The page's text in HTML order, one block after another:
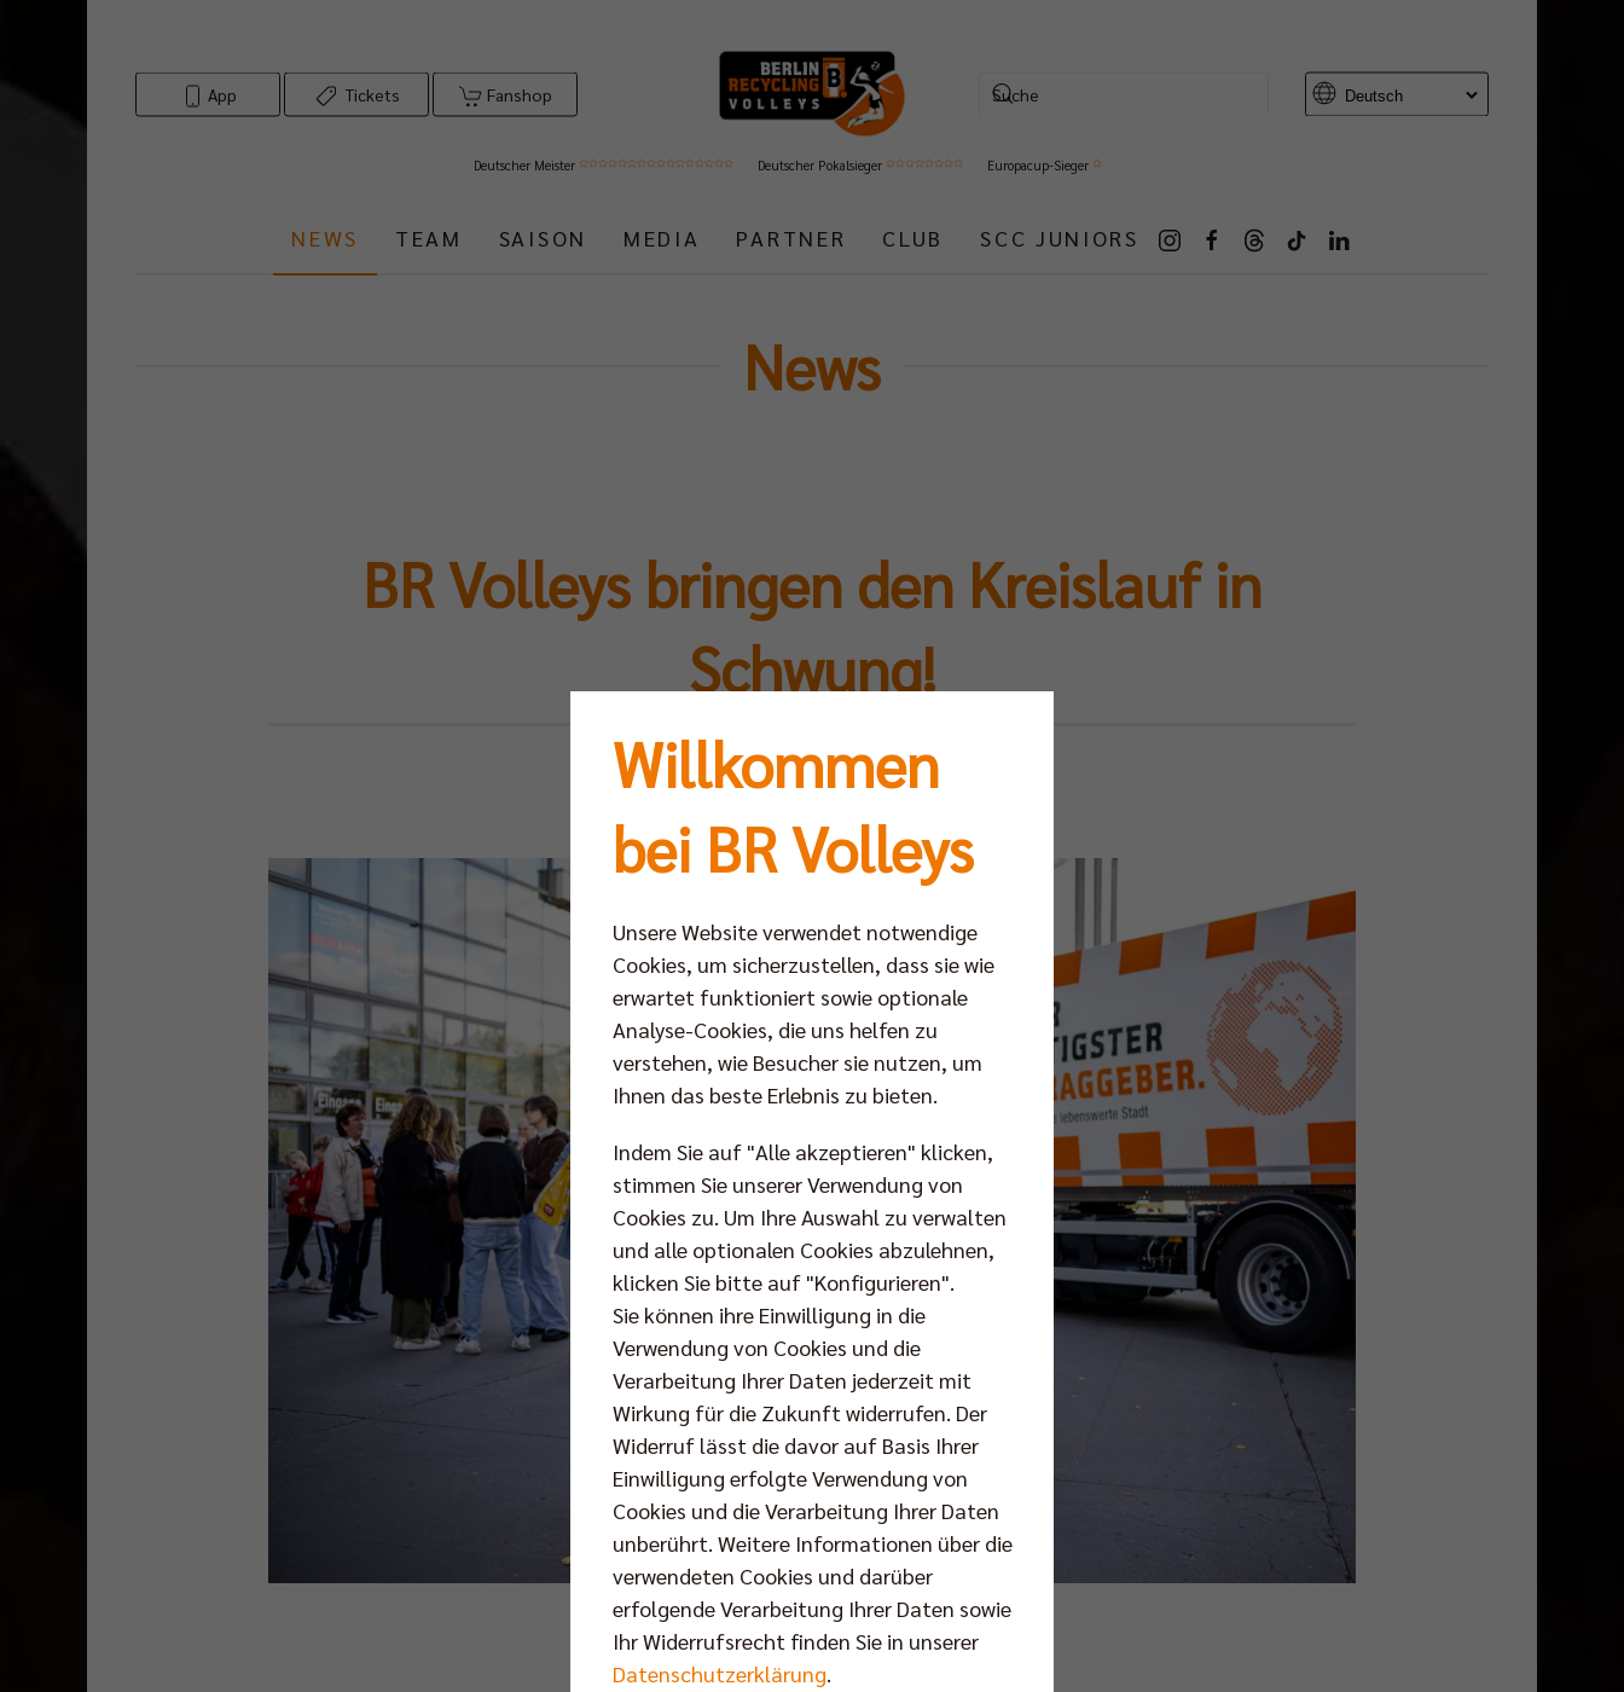
App Tickets Fanshop
Deutscher Meister Deutscher Pokalsieger Europacup-Sieger
NEWS TEAM SAISON MEDIA PARTNER CLUB SCC JUNIORS
News
BR Volleys bringen den Kreislauf in
Schwung!
Mo 30.09.2024
Foto: citypress/Pohl
Willkommen
bei BR Volleys
Unsere Website verwendet notwendige
Cookies, um sicherzustellen, dass sie wie
erwartet funktioniert sowie optionale
Analyse-Cookies, die uns helfen zu
verstehen, wie Besucher sie nutzen, um
Ihnen das beste Erlebnis zu bieten.
Indem Sie auf "Alle akzeptieren" klicken,
stimmen Sie unserer Verwendung von
Cookies zu. Um Ihre Auswahl zu verwalten
und alle optionalen Cookies abzulehnen,
klicken Sie bitte auf "Konfigurieren".
Sie können ihre Einwilligung in die
Verwendung von Cookies und die
Verarbeitung Ihrer Daten jederzeit mit
Wirkung für die Zukunft widerrufen. Der
Widerruf lässt die davor auf Basis Ihrer
Einwilligung erfolgte Verwendung von
Cookies und die Verarbeitung Ihrer Daten
unberührt. Weitere Informationen über die
verwendeten Cookies und darüber
erfolgende Verarbeitung Ihrer Daten sowie
Ihr Widerrufsrecht finden Sie in unserer
Datenschutzerklärung.